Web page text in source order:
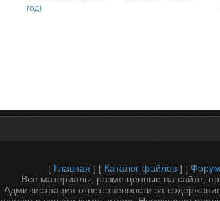
год)
[ Главная ] [ Каталог файлов] [ Форум
Все материалы, размещенные на сайте,
Администрация ответственности за